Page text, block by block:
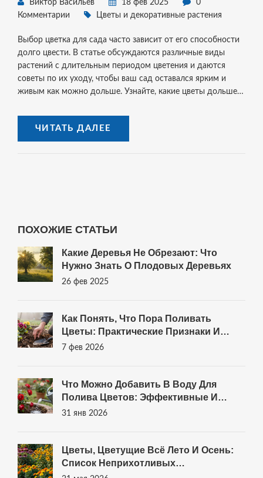
Виктор Васильев 18 фев 2025
0
Комментарии
Цветы и декоративные растения
Выбор цветка для сада часто зависит от его способности
долго цвести. В статье обсуждаются различные виды
растений с длительным периодом цветения и даются
советы по их уходу, чтобы ваш сад оставался ярким и
живым как можно дольше. Узнайте, какие цветы дольше
глаз весь сезон. Воспользуйтесь нашими простыми
рекомендациями и сделайте свой сад оазисом цветущих
красок.
ЧИТАТЬ ДАЛЕЕ
ПОХОЖИЕ СТАТЬИ
Какие Деревья Не Обрезают: Что
Нужно Знать О Плодовых Деревьях
26 фев 2025
Как Понять, Что Пора Поливать
Цветы: Практические Признаки И
Советы Для Сада
7 фев 2026
Что Можно Добавить В Воду Для
Полива Цветов: Эффективные И
Безопасные Способы
31 янв 2026
Цветы, Цветущие Всё Лето И Осень:
Список Неприхотливых
Многолетников Для Сада